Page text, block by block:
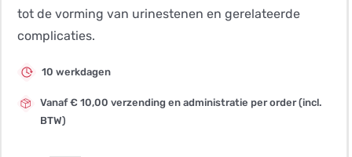
tot de vorming van urinestenen en gerelateerde
complicaties.
10 werkdagen
Vanaf € 10,00 verzending en administratie per order (incl.
BTW)